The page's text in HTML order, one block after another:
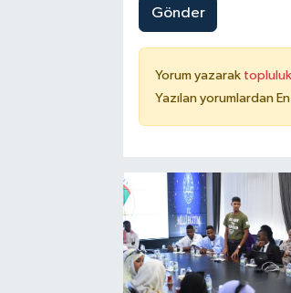
Gönder
Yorum yazarak topluluk
Yazılan yorumlardan